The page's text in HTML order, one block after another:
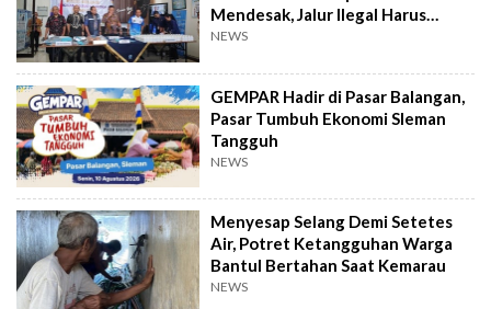
Mendesak, Jalur Ilegal Harus
Distop
NEWS
GEMPAR Hadir di Pasar Balangan,
Pasar Tumbuh Ekonomi Sleman
Tangguh
NEWS
Menyesap Selang Demi Setetes
Air, Potret Ketangguhan Warga
Bantul Bertahan Saat Kemarau
NEWS